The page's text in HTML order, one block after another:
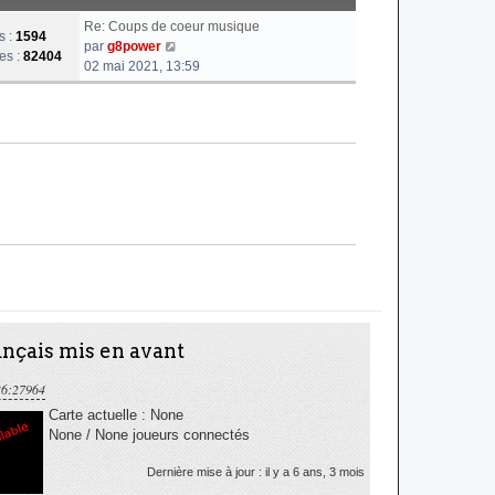
g
e
i
e
r
m
e
a
e
d
e
r
a
: 1594
: 82404
Re: Coups de coeur musique
par g8power
o
i
e
i
e
s
e
02 mai 2021, 13:59
mis en avant
Carte actuelle : None
None / None joueurs connectés
Dernière mise à jour : il y a 6 ans, 3 mois